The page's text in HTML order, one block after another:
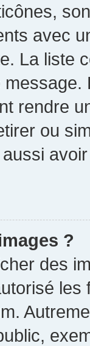
avec
La liste
rendre
ou
aussi
?
des